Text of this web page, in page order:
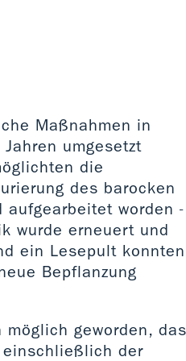
Maßnahmen in
umgesetzt
die
des barocken
worden -
wurde erneuert und
ein Lesepult konnten
Bepflanzung
geworden, das
einschließlich der